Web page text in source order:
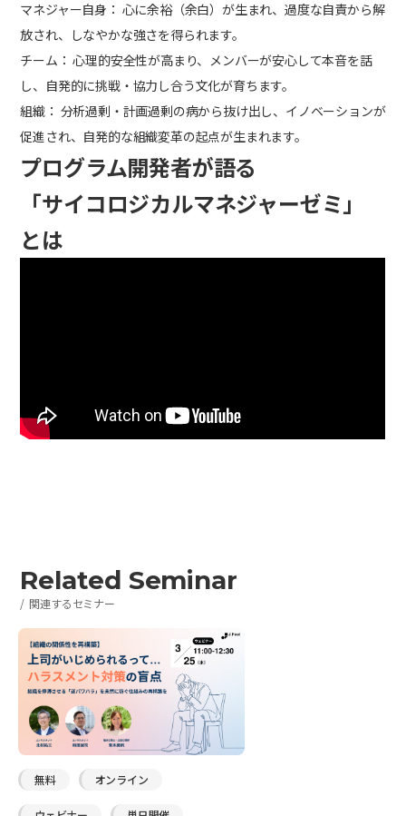
マネジャー自身： 心に余裕（余白）が生まれ、過度な自責から解
放され、しなやかな強さを得られます。
チーム： 心理的安全性が高まり、メンバーが安心して本音を話
し、自発的に挑戦・協力し合う文化が育ちます。
組織： 分析過剰・計画過剰の病から抜け出し、イノベーションが
促進され、自発的な組織変革の起点が生まれます。
プログラム開発者が語る
「サイコロジカルマネジャーゼミ」
とは
Related Seminar
関連するセミナー
無料 オンライン